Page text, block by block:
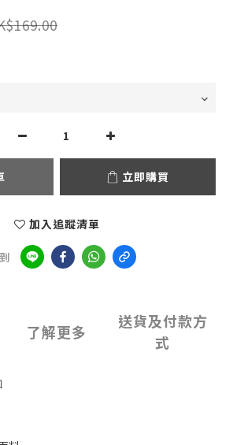
立即購買
加入追蹤清單
了解更多
送貨及付款方
式